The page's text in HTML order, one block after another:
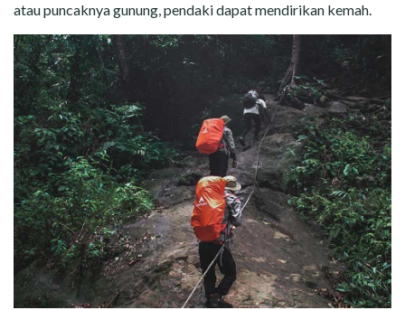
atau puncaknya gunung, pendaki dapat mendirikan kemah.